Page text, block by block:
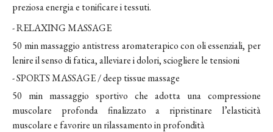
preziosa energia e tonificare i tessuti.
- RELAXING MASSAGE
50 min massaggio antistress aromaterapico con oli essenziali, per
lenire il senso di fatica, alleviare i dolori, sciogliere le tensioni
- SPORTS MASSAGE / deep tissue massage
50 min massaggio sportivo che adotta una compressione
muscolare profonda finalizzato a ripristinare l’elasticità
muscolare e favorire un rilassamento in profondità